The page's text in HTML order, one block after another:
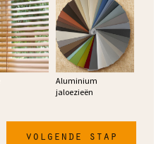
Aluminium
jaloezieën
volgende stap